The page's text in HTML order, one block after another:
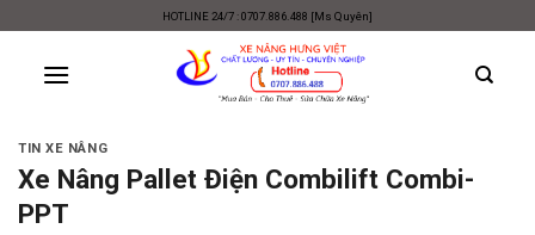
content
HOTLINE 24/7 : 0707.886.488 [Ms Quyên]
TIN XE NÂNG
Xe Nâng Pallet Điện Combilift Combi-
PPT